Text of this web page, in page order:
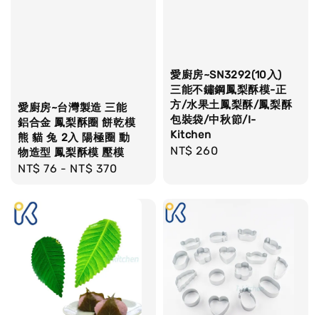
愛廚房~台灣製造 三能
鋁合金 鳳梨酥圈 餅乾模
熊 貓 兔 2入 陽極圈 動
物造型 鳳梨酥模 壓模
Regular
NT$ 76 - NT$ 370
愛廚房~SN3292(10入)
三能不鏽鋼鳳梨酥模-正
方/水果土鳳梨酥/鳳梨酥
包裝袋/中秋節/I-
Kitchen
Regular
NT$ 260